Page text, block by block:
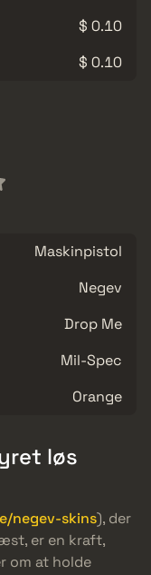
$ 0.10
$ 0.10
Maskinpistol
Negev
Drop Me
Mil-Spec
Orange
løs
negev-skins), der
er en kraft,
om at holde